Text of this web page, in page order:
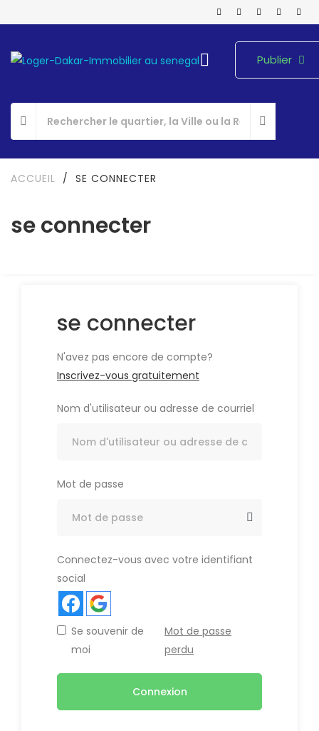
Publier
se connecter
ACCUEIL / SE CONNECTER
se connecter
N'avez pas encore de compte?
Inscrivez-vous gratuitement
Nom d'utilisateur ou adresse de courriel
Mot de passe
Connectez-vous avec votre identifiant
social
Se souvenir de
moi
Mot de passe
perdu
Connexion